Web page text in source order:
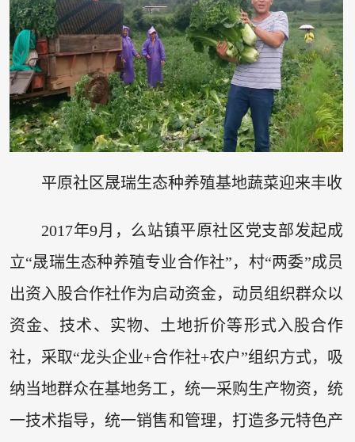
平原社区晟瑞生态种养殖基地蔬菜迎来丰收
2017年9月，么站镇平原社区党支部发起成
立“晟瑞生态种养殖专业合作社”，村“两委”成员
出资入股合作社作为启动资金，动员组织群众以
资金、技术、实物、土地折价等形式入股合作
社，采取“龙头企业+合作社+农户”组织方式，吸
纳当地群众在基地务工，统一采购生产物资，统
一技术指导，统一销售和管理，打造多元特色产